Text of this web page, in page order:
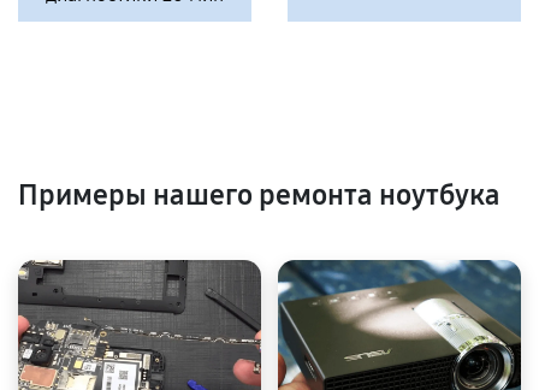
Примеры нашего ремонта ноутбука